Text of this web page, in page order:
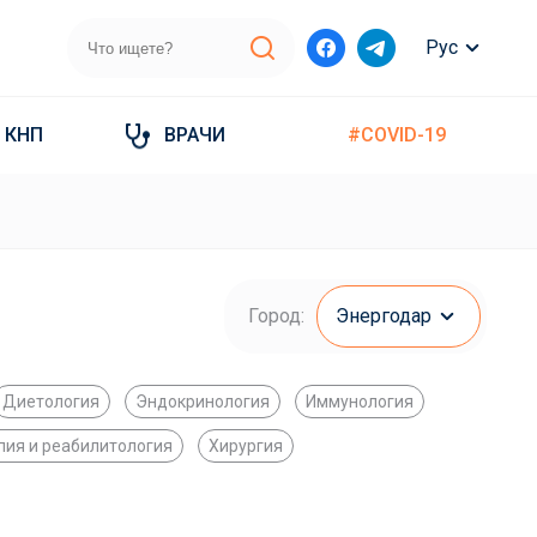
Рус
КНП ВРАЧИ #COVID-19
Город: Энергодар
Диетология Эндокринология Иммунология
и реабилитология Хирургия